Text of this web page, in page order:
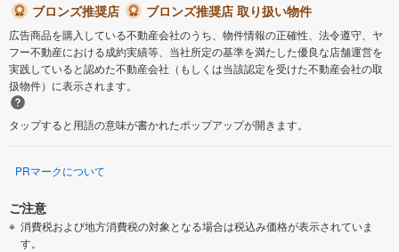
ブロンズ推奨店
ブロンズ推奨店 取り扱い物件
広告商品を購入している不動産会社のうち、物件情報の正確性、法令遵守、ヤ
フー不動産における成約実績等、当社所定の基準を満たした優良な店舗運営を
実践していると認めた不動産会社（もしくは当該認定を受けた不動産会社の取
扱物件）に表示されます。
タップすると用語の意味が書かれたポップアップが開きます。
PRマークについて
ご注意
消費税および地方消費税の対象となる場合は税込み価格が表示されていま
す。